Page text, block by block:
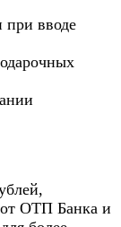
при вводе
от ОТП Банка и